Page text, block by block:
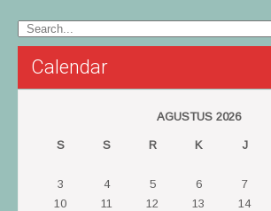
Calendar
AGUSTUS 2026
S S R K J
3
4 5 6 7
10
11 12 13 14